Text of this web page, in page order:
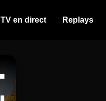
TV en direct Replays